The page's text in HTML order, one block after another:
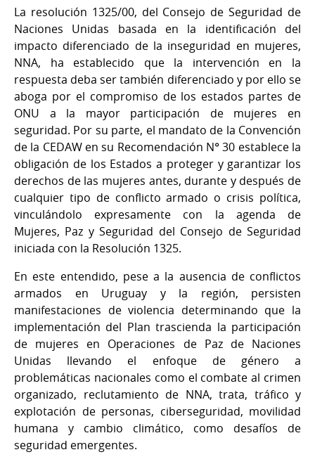
La resolución 1325/00, del Consejo de Seguridad de
Naciones Unidas basada en la identificación del
impacto diferenciado de la inseguridad en mujeres,
NNA, ha establecido que la intervención en la
respuesta deba ser también diferenciado y por ello se
aboga por el compromiso de los estados partes de
ONU a la mayor participación de mujeres en
seguridad. Por su parte, el mandato de la Convención
de la CEDAW en su Recomendación N° 30 establece la
obligación de los Estados a proteger y garantizar los
derechos de las mujeres antes, durante y después de
cualquier tipo de conflicto armado o crisis política,
vinculándolo expresamente con la agenda de
Mujeres, Paz y Seguridad del Consejo de Seguridad
iniciada con la Resolución 1325.
En este entendido, pese a la ausencia de conflictos
armados en Uruguay y la región, persisten
manifestaciones de violencia determinando que la
implementación del Plan trascienda la participación
de mujeres en Operaciones de Paz de Naciones
Unidas llevando el enfoque de género a
problemáticas nacionales como el combate al crimen
organizado, reclutamiento de NNA, trata, tráfico y
explotación de personas, ciberseguridad, movilidad
humana y cambio climático, como desafíos de
seguridad emergentes.